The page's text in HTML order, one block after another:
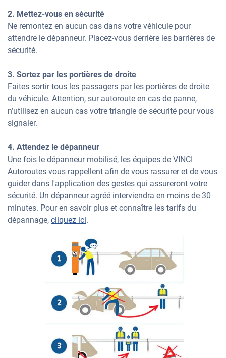
2. Mettez-vous en sécurité
Ne remontez en aucun cas dans votre véhicule pour
attendre le dépanneur. Placez-vous derrière les barrières de
sécurité.
3. Sortez par les portières de droite
Faites sortir tous les passagers par les portières de droite
du véhicule. Attention, sur autoroute en cas de panne,
n’utilisez en aucun cas votre triangle de sécurité pour vous
signaler.
4. Attendez le dépanneur
Une fois le dépanneur mobilisé, les équipes de VINCI
Autoroutes vous rappellent afin de vous rassurer et de vous
guider dans l'application des gestes qui assureront votre
sécurité. Un dépanneur agréé interviendra en moins de 30
minutes. Pour en savoir plus et connaître les tarifs du
dépannage, cliquez ici.